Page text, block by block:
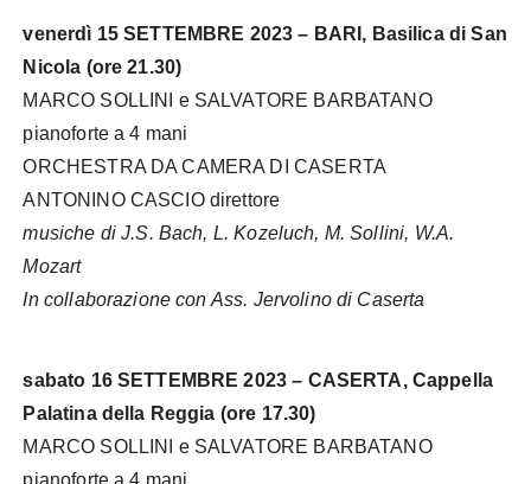
venerdì 15 SETTEMBRE 2023 – BARI, Basilica di San
Nicola (ore 21.30)
MARCO SOLLINI e SALVATORE BARBATANO
pianoforte a 4 mani
ORCHESTRA DA CAMERA DI CASERTA
ANTONINO CASCIO direttore
musiche di J.S. Bach, L. Kozeluch, M. Sollini, W.A.
Mozart
In collaborazione con Ass. Jervolino di Caserta
sabato 16 SETTEMBRE 2023 – CASERTA, Cappella
Palatina della Reggia (ore 17.30)
MARCO SOLLINI e SALVATORE BARBATANO
pianoforte a 4 mani